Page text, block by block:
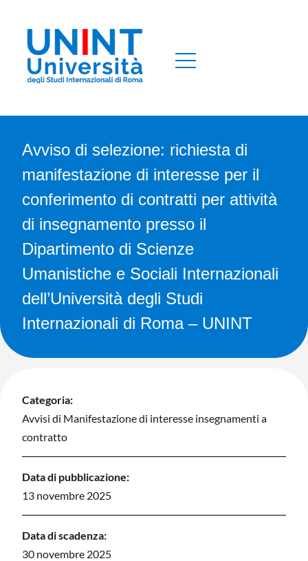
Avviso di selezione: richiesta di
manifestazione di interesse per il
conferimento di contratti per attività
di insegnamento presso il
Dipartimento di Scienze
Umanistiche e Sociali Internazionali
dell’Università degli Studi
Internazionali di Roma – UNINT
Categoria:
Avvisi di Manifestazione di interesse insegnamenti a
contratto
Data di pubblicazione:
13 novembre 2025
Data di scadenza:
30 novembre 2025